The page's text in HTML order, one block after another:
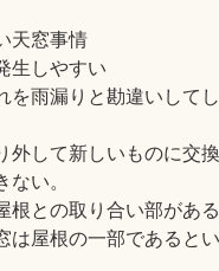
天窓事情
生しやすい
を雨漏りと勘違いして
外して新しいものに交
ない。
根との取り合い部があ
は屋根の一部であると